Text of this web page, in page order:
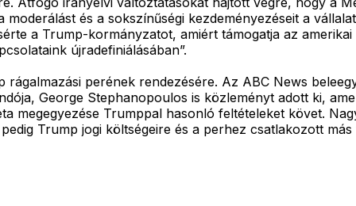
és a sokszínűségi kezdeményezéseit a
a Trump-kormányzatot, amiért támogatja az amerikai
újradefiniálásában”.
perének rendezésére. Az ABC News
George Stephanopoulos is közleményt adott ki,
megegyezése Trumppal hasonló feltételeket követ.
Trump jogi költségeire és a perhez csatlakozott